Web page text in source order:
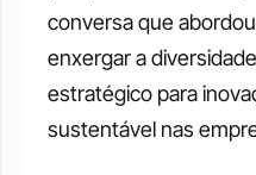
conversa que
enxergar a
estratégico para
sustentável nas